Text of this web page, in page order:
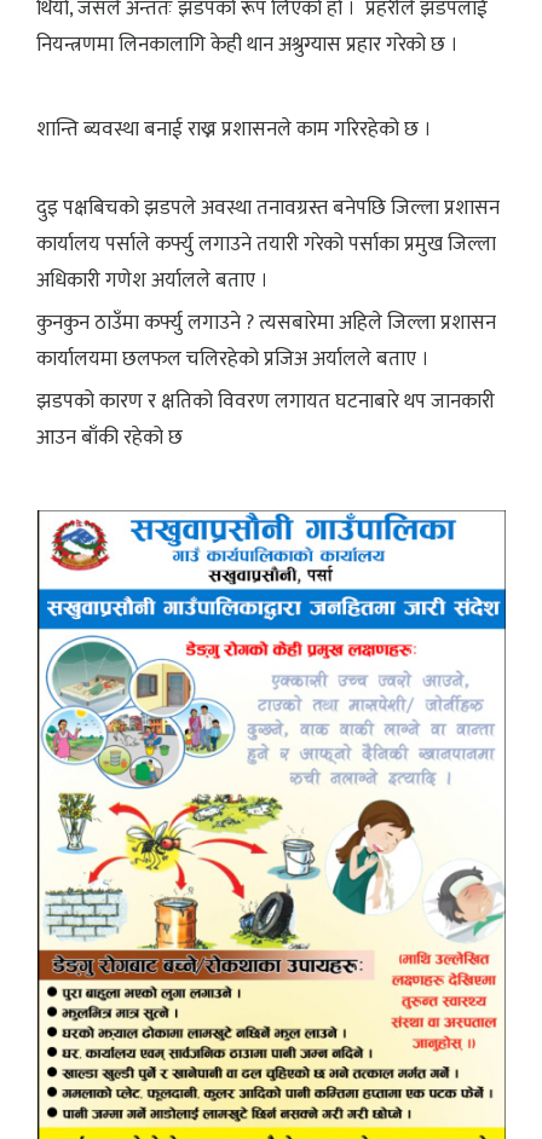
थियो, जसले अन्ततः झडपको रूप लिएको हो । प्रहरीले झडपलाई
नियन्त्रणमा लिनकालागि केही थान अश्रुग्यास प्रहार गरेको छ ।
शान्ति ब्यवस्था बनाई राख्न प्रशासनले काम गरिरहेको छ ।
दुइ पक्षबिचको झडपले अवस्था तनावग्रस्त बनेपछि जिल्ला प्रशासन
कार्यालय पर्साले कर्फ्यु लगाउने तयारी गरेको पर्साका प्रमुख जिल्ला
अधिकारी गणेश अर्यालले बताए ।
कुनकुन ठाउँमा कर्फ्यु लगाउने ? त्यसबारेमा अहिले जिल्ला प्रशासन
कार्यालयमा छलफल चलिरहेको प्रजिअ अर्यालले बताए ।
झडपको कारण र क्षतिको विवरण लगायत घटनाबारे थप जानकारी
आउन बाँकी रहेको छ